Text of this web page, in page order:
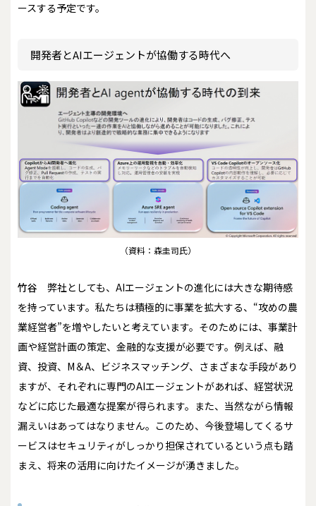
ースする予定です。
開発者とAIエージェントが協働する時代へ
（資料：森圭司氏）
竹谷
弊社としても、AIエージェントの進化には大きな期待感
を持っています。私たちは積極的に事業を拡大する、“攻めの農
業経営者”を増やしたいと考えています。そのためには、事業計
画や経営計画の策定、金融的な支援が必要です。例えば、融
資、投資、M＆A、ビジネスマッチング、さまざまな手段があり
ますが、それぞれに専門のAIエージェントがあれば、経営状況
などに応じた最適な提案が得られます。また、当然ながら情報
漏えいはあってはなりません。このため、今後登場してくるサ
ービスはセキュリティがしっかり担保されているという点も踏
まえ、将来の活用に向けたイメージが湧きました。